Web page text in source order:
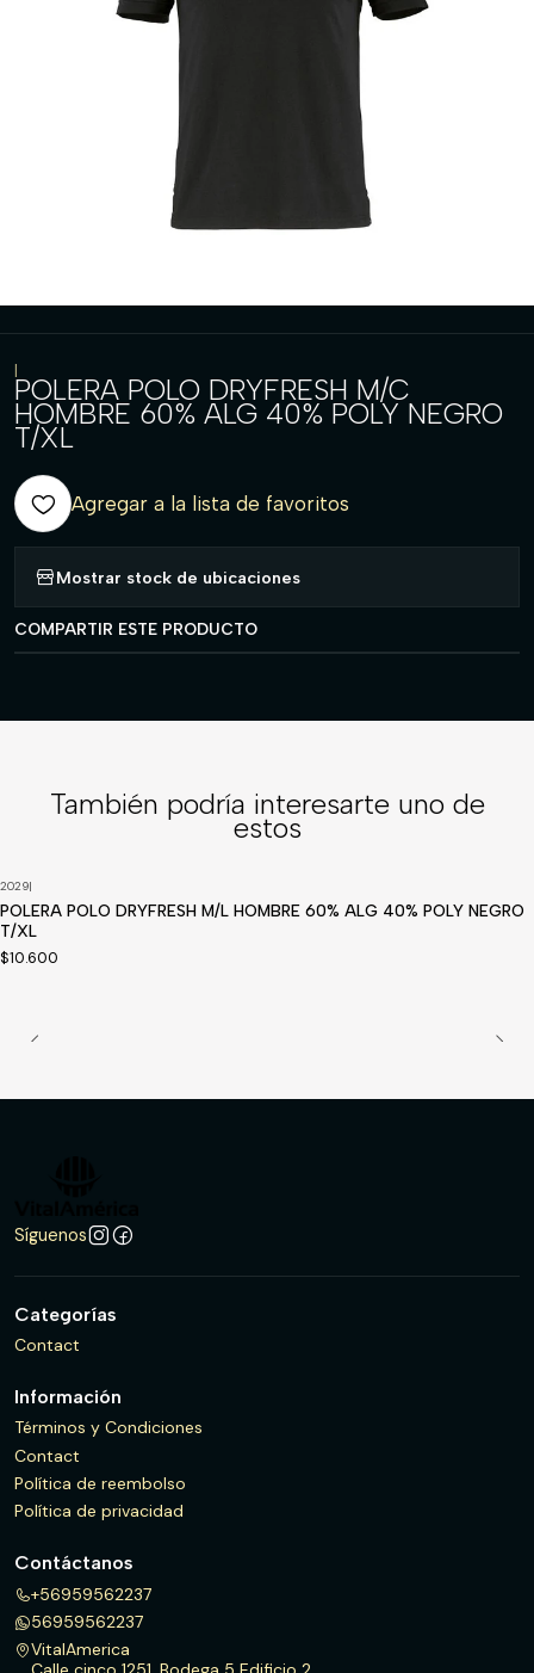
|
POLERA POLO DRYFRESH M/C
HOMBRE 60% ALG 40% POLY NEGRO
T/XL
Agregar a la lista de favoritos
Mostrar stock de ubicaciones
COMPARTIR ESTE PRODUCTO
También podría interesarte uno de
estos
2029|
POLERA POLO DRYFRESH M/L HOMBRE 60% ALG 40% POLY NEGRO
T/XL
$10.600
Síguenos
Categorías
Contact
Información
Términos y Condiciones
Contact
Política de reembolso
Política de privacidad
Contáctanos
+56959562237
56959562237
VitalAmerica